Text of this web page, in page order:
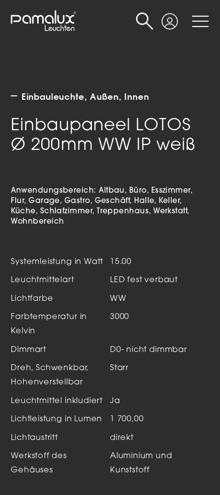
Login
Suche
Einbauleuchte Außen Innen
Einbaupaneel LOTOS
Ø 200mm WW IP weiß
Anwendungsbereich:Altbau Büro
Esszimmer
Flur Garage Gastro Geschäft Halle
Keller
Küche
Schlafzimmer Treppenhaus
Werkstatt
Wohnbereich
Systemleistung in Watt 15.00
Leuchtmittelart LED fest verbaut
Lichtfarbe WW
Farbtemperatur in
Kelvin
3000
Dimmart D0- nicht dimmbar
Dreh, Schwenkbar,
Hohenverstellbar
Starr
Leuchtmittel inkludiert Ja
Lichtleistung in Lumen 1 700,00
Lichtaustritt direkt
Werkstoff des
Gehäuses
Aluminium und
Kunststoff